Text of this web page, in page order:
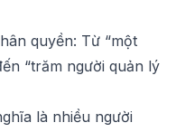
quyền: Từ “một
“trăm người quản lý
là nhiều người